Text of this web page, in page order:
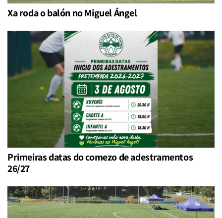
Xa roda o balón no Miguel Ángel
Primeiras datas do comezo de adestramentos
26/27